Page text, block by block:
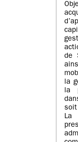
de
la
la
soit